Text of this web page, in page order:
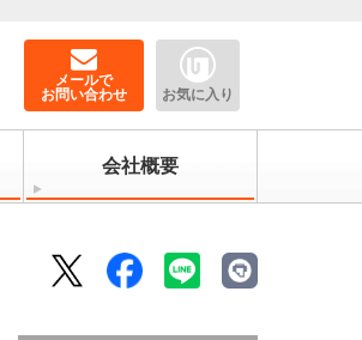
メールで
お問い合わせ お気に入り
会社概要